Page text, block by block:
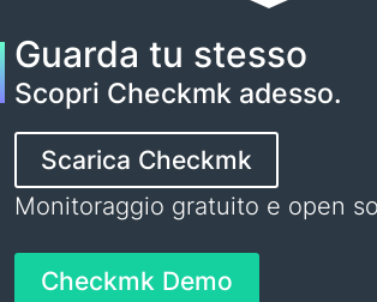
Guarda tu stesso
Scopri Checkmk adesso.
Scarica Checkmk
Monitoraggio gratuito e open
Checkmk Demo